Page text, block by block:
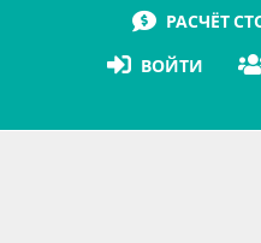
РАСЧЁТ
ВОЙТИ